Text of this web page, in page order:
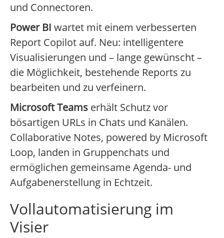
und Connectoren.
Power BI wartet mit einem verbesserten
Report Copilot auf. Neu: intelligentere
Visualisierungen und – lange gewünscht –
die Möglichkeit, bestehende Reports zu
bearbeiten und zu verfeinern.
Microsoft Teams erhält Schutz vor
bösartigen URLs in Chats und Kanälen.
Collaborative Notes, powered by Microsoft
Loop, landen in Gruppenchats und
ermöglichen gemeinsame Agenda- und
Aufgabenerstellung in Echtzeit.
Vollautomatisierung im
Visier